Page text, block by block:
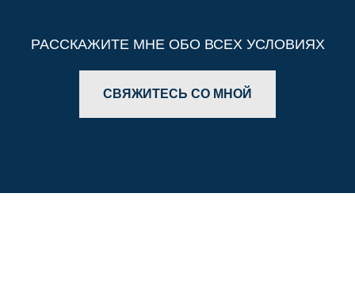
РАССКАЖИТЕ МНЕ ОБО ВСЕХ УСЛОВИЯХ
СВЯЖИТЕСЬ СО МНОЙ